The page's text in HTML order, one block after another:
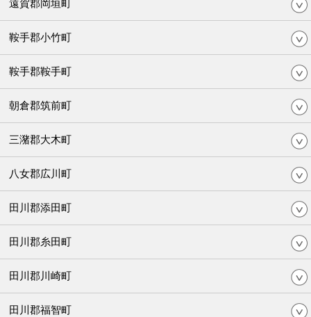
遠賀郡岡垣町
鞍手郡小竹町
鞍手郡鞍手町
朝倉郡筑前町
三潴郡大木町
八女郡広川町
田川郡添田町
田川郡糸田町
田川郡川崎町
田川郡福智町